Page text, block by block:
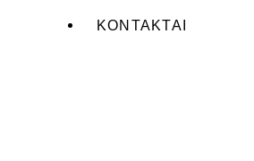
KONTAKTAI